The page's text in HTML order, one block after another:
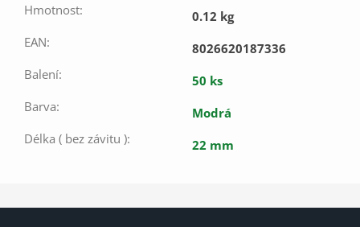
Hmotnost:
0.12 kg
EAN:
8026620187336
Balení:
50 ks
Barva:
Modrá
Délka ( bez závitu ): 22 mm